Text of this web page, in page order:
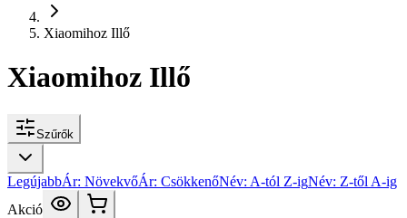
Xiaomihoz Illő
Xiaomihoz Illő
Szűrők
LegújabbÁr: NövekvőÁr: CsökkenőNév: A-tól Z-igNév: Z-től A-ig
Akció